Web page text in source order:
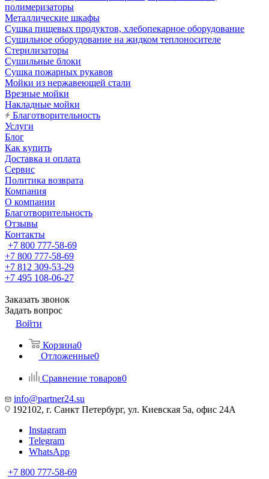
полимеризаторы
Металлические шкафы
Сушка пищевых продуктов, хлебопекарное оборудование
Сушильное оборудование на жидком теплоносителе
Стерилизаторы
Сушильные блоки
Сушка пожарных рукавов
Мойки из нержавеющей стали
Врезные мойки
Накладные мойки
Благотворительность
Услуги
Блог
Как купить
Доставка и оплата
Сервис
Политика возврата
Компания
О компании
Благотворительность
Отзывы
Контакты
+7 800 777-58-69
+7 800 777-58-69
+7 812 309-53-29
+7 495 108-06-27
Заказать звонок
Задать вопрос
Войти
Корзина0
Отложенные0
Сравнение товаров0
info@partner24.su
192102, г. Санкт Петербург, ул. Киевская 5а, офис 24А
Instagram
Telegram
WhatsApp
+7 800 777-58-69